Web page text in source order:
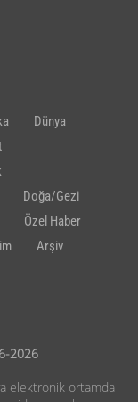
Dünya
Doğa/Gezi
Özel Haber
Arşiv
2026
elektronik ortamda